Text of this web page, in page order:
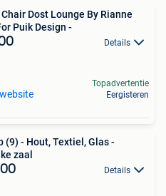
Dost Lounge By Rianne
Puik Design -
Details
Topadvertentie
Eergisteren
(9) - Hout, Textiel, Glas -
zaal
Details